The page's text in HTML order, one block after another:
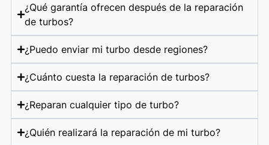
¿Qué garantía ofrecen después de la reparación
de turbos?
¿Puedo enviar mi turbo desde regiones?
¿Cuánto cuesta la reparación de turbos?
¿Reparan cualquier tipo de turbo?
¿Quién realizará la reparación de mi turbo?